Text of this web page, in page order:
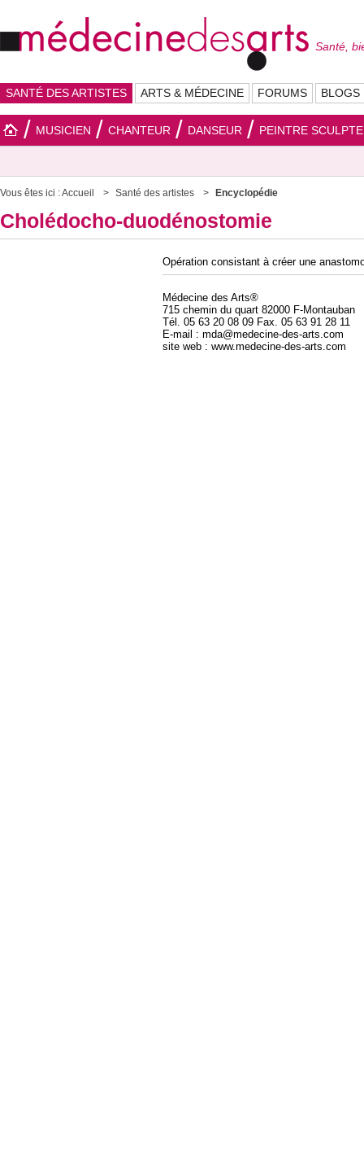
Santé,
SANTÉ DES ARTISTES ARTS & MÉDECINE FORUMS BLOGS
MUSICIEN CHANTEUR DANSEUR PEINTRE
Vous êtes ici :Accueil Santé des artistes Encyclopédie
Cholédocho-duodénostomie
Opération consistant à créer une
Médecine des Arts®
715 chemin du quart 82000 F-Montauban
Tél. 05 63 20 08 09 Fax. 05 63 91 28 11
E-mail : mda@medecine-des-arts.com
site web : www.medecine-des-arts.com